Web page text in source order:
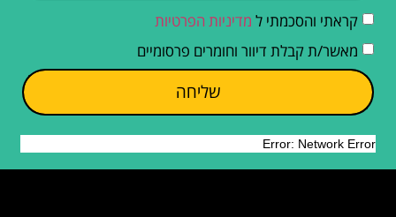
קראתי והסכמתי ל מדיניות הפרטיות
מאשר/ת קבלת דיוור וחומרים פרסומיים
שליחה